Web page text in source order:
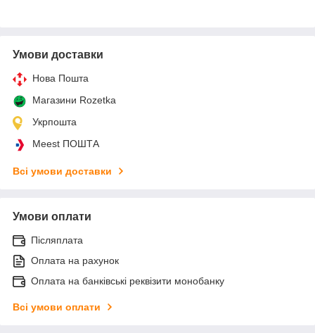
Умови доставки
Нова Пошта
Магазини Rozetka
Укрпошта
Meest ПОШТА
Всі умови доставки
Умови оплати
Післяплата
Оплата на рахунок
Оплата на банківські реквізити монобанку
Всі умови оплати